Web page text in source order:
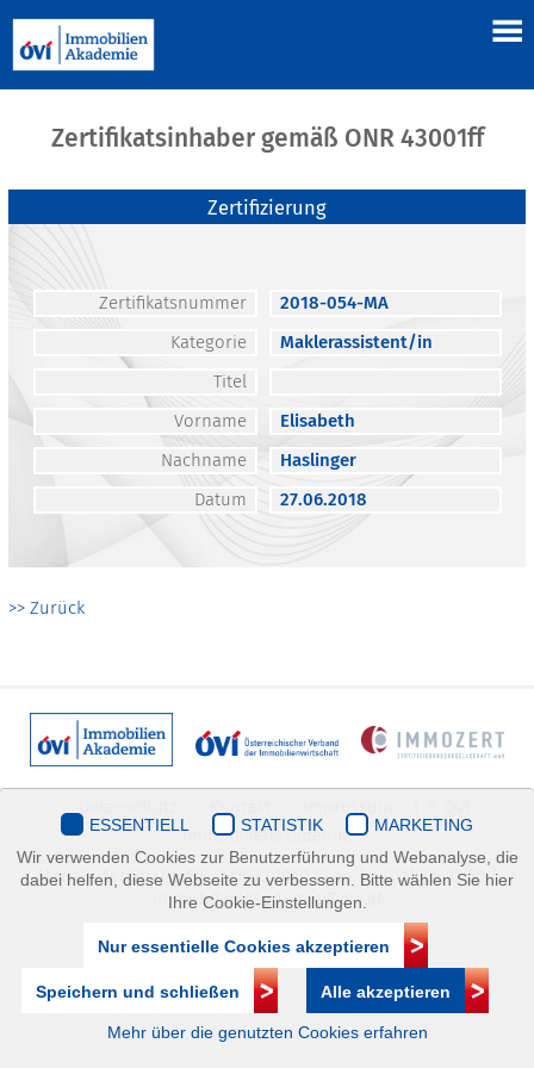
Zertifikatsinhaber gemäß ONR 43001ff
Zertifizierung
Zertifikatsnummer
2018-054-MA
Kategorie
Maklerassistent/in
Titel
Vorname
Elisabeth
Nachname
Haslinger
Datum
27.06.2018
>> Zurück
Immobilienakademie
Mariahilfer Straße 116/2.OG/2 1070 Wien | +43(1)505 32 50 |
immobilienakademie@ovi.at
ESSENTIELL STATISTIK
MARKETING
Wir verwenden Cookies zur Benutzerführung und Webanalyse, die
dabei helfen, diese Webseite zu verbessern. Bitte wählen Sie hier
Ihre Cookie-Einstellungen.
Nur essentielle Cookies akzeptieren
Speichern und schließen Alle akzeptieren
Mehr über die genutzten Cookies erfahren